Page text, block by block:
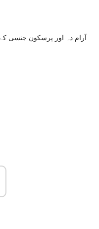
آرام دہ اور پرسکون جنسی کے